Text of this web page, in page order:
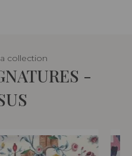
collection
-